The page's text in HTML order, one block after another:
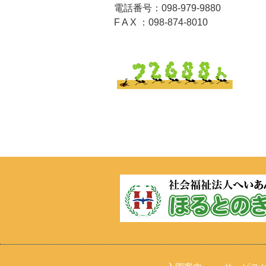
電話番号：098-979-9880
F A X ：098-874-8010